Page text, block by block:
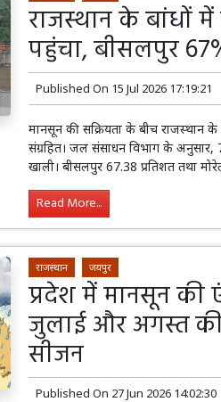
राजस्थान के बांधों
पहुंचा, बीसलपुर
Published On 15 Jul 2026 17:19:21
मानसून की सक्रियता के बीच राजस्थान
संग्रहित। जल संसाधन विभाग के
खाली। बीसलपुर 67.38 प्रतिशत तथा
Read More...
राजस्थान जयपुर
प्रदेश में मानसून की
जुलाई और अगस्त
सीजन
Published On 27 Jun 2026 14:02:30